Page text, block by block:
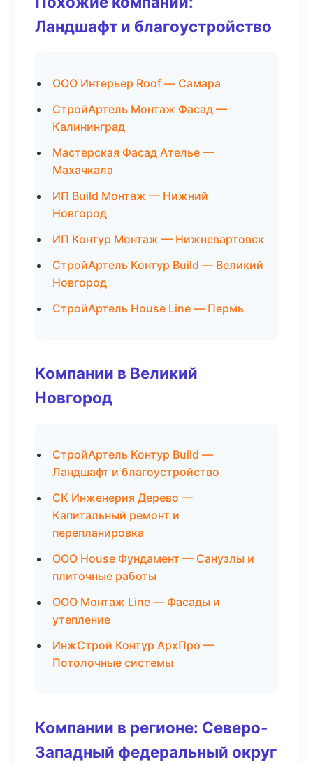
Ландшафт и благоустройство
ООО Интерьер Roof — Самара
СтройАртель Монтаж Фасад —
Калининград
Мастерская Фасад Ателье —
Махачкала
ИП Build Монтаж — Нижний
Новгород
ИП Контур Монтаж — Нижневартовск
СтройАртель Контур Build — Великий
Новгород
СтройАртель House Line — Пермь
Компании в Великий
Новгород
СтройАртель Контур Build —
Ландшафт и благоустройство
СК Инженерия Дерево —
Капитальный ремонт и
перепланировка
ООО House Фундамент — Санузлы и
плиточные работы
ООО Монтаж Line — Фасады и
утепление
ИнжСтрой Контур АрхПро —
Потолочные системы
Компании в регионе: Северо-
Западный федеральный округ